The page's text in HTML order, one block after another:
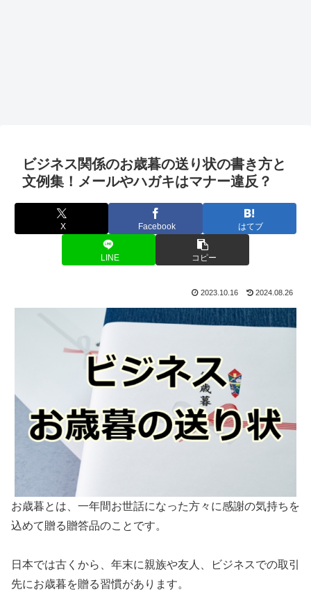
ビジネス関係のお歳暮の送り状の書き方と
文例集！メールやハガキはマナー違反？
X Facebook はてブ
LINE コピー
2023.10.16 2024.08.26
お歳暮とは、一年間お世話になった方々に感謝の気持ちを
込めて贈る贈答品のことです。
日本では古くから、年末に親族や友人、ビジネスでの取引
先にお歳暮を贈る習慣があります。